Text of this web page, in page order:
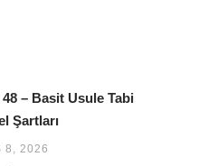
– Basit Usule Tabi
Şartları
8, 2026